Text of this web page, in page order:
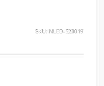
SKU: NLED-523019